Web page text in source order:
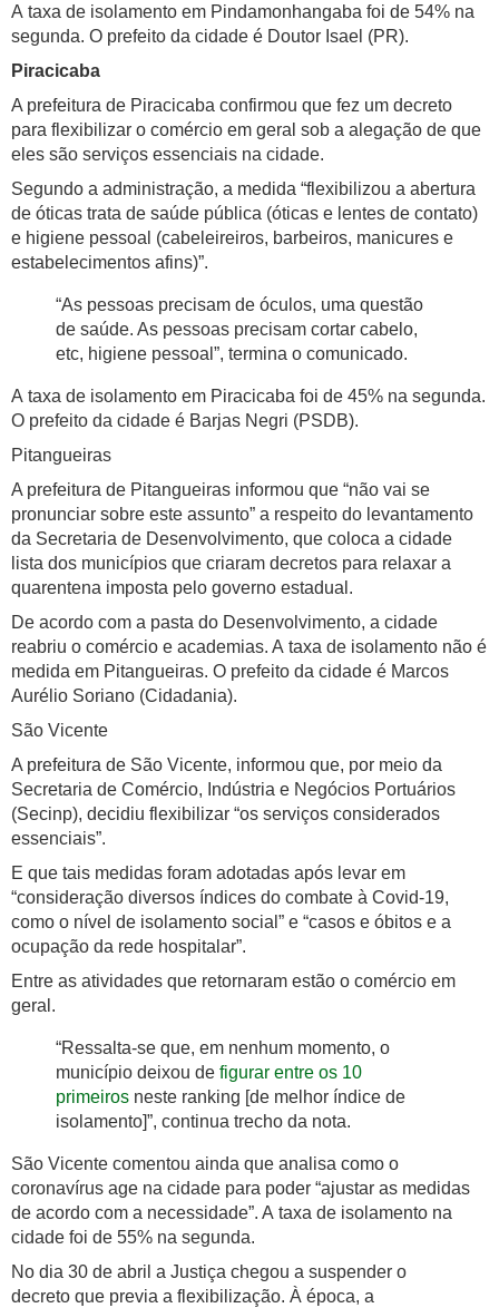
A taxa de isolamento em Pindamonhangaba foi de 54% na
segunda. O prefeito da cidade é Doutor Isael (PR).
Piracicaba
A prefeitura de Piracicaba confirmou que fez um decreto
para flexibilizar o comércio em geral sob a alegação de que
eles são serviços essenciais na cidade.
Segundo a administração, a medida “flexibilizou a abertura
de óticas trata de saúde pública (óticas e lentes de contato)
e higiene pessoal (cabeleireiros, barbeiros, manicures e
estabelecimentos afins)”.
“As pessoas precisam de óculos, uma questão
de saúde. As pessoas precisam cortar cabelo,
etc, higiene pessoal”, termina o comunicado.
A taxa de isolamento em Piracicaba foi de 45% na segunda.
O prefeito da cidade é Barjas Negri (PSDB).
Pitangueiras
A prefeitura de Pitangueiras informou que “não vai se
pronunciar sobre este assunto” a respeito do levantamento
da Secretaria de Desenvolvimento, que coloca a cidade
lista dos municípios que criaram decretos para relaxar a
quarentena imposta pelo governo estadual.
De acordo com a pasta do Desenvolvimento, a cidade
reabriu o comércio e academias. A taxa de isolamento não é
medida em Pitangueiras. O prefeito da cidade é Marcos
Aurélio Soriano (Cidadania).
São Vicente
A prefeitura de São Vicente, informou que, por meio da
Secretaria de Comércio, Indústria e Negócios Portuários
(Secinp), decidiu flexibilizar “os serviços considerados
essenciais”.
E que tais medidas foram adotadas após levar em
“consideração diversos índices do combate à Covid-19,
como o nível de isolamento social” e “casos e óbitos e a
ocupação da rede hospitalar”.
Entre as atividades que retornaram estão o comércio em
geral.
“Ressalta-se que, em nenhum momento, o
município deixou de figurar entre os 10
primeiros neste ranking [de melhor índice de
isolamento]”, continua trecho da nota.
São Vicente comentou ainda que analisa como o
coronavírus age na cidade para poder “ajustar as medidas
de acordo com a necessidade”. A taxa de isolamento na
cidade foi de 55% na segunda.
No dia 30 de abril a Justiça chegou a suspender o
decreto que previa a flexibilização. À época, a